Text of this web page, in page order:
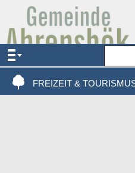
AKTUELLES & SERVICE
VERWALTUNG & POLITIK
FREIZEIT &